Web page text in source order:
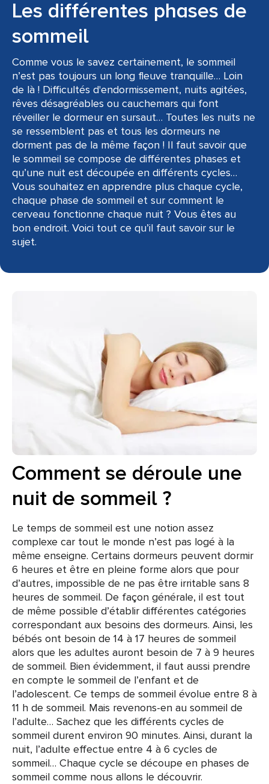
Les différentes phases de
sommeil
Comme vous le savez certainement, le sommeil
n’est pas toujours un long fleuve tranquille… Loin
de là ! Difficultés d'endormissement, nuits agitées,
rêves désagréables ou cauchemars qui font
réveiller le dormeur en sursaut… Toutes les nuits ne
se ressemblent pas et tous les dormeurs ne
dorment pas de la même façon ! Il faut savoir que
le sommeil se compose de différentes phases et
qu’une nuit est découpée en différents cycles…
Vous souhaitez en apprendre plus chaque cycle,
chaque phase de sommeil et sur comment le
cerveau fonctionne chaque nuit ? Vous êtes au
bon endroit. Voici tout ce qu’il faut savoir sur le
sujet.
Comment se déroule une
nuit de sommeil ?
Le temps de sommeil est une notion assez
complexe car tout le monde n’est pas logé à la
même enseigne. Certains dormeurs peuvent dormir
6 heures et être en pleine forme alors que pour
d’autres, impossible de ne pas être irritable sans 8
heures de sommeil. De façon générale, il est tout
de même possible d’établir différentes catégories
correspondant aux besoins des dormeurs. Ainsi, les
bébés ont besoin de 14 à 17 heures de sommeil
alors que les adultes auront besoin de 7 à 9 heures
de sommeil. Bien évidemment, il faut aussi prendre
en compte le sommeil de l’enfant et de
l’adolescent. Ce temps de sommeil évolue entre 8 à
11 h de sommeil. Mais revenons-en au sommeil de
l’adulte… Sachez que les différents cycles de
sommeil durent environ 90 minutes. Ainsi, durant la
nuit, l’adulte effectue entre 4 à 6 cycles de
sommeil… Chaque cycle se découpe en phases de
sommeil comme nous allons le découvrir.